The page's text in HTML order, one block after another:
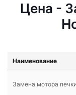
Цена -
Наименование
Замена мотора